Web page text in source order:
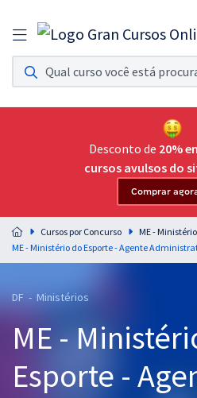
Assinatura Ilimitada 11
Acesso a todos os cursos. Teste grátis por 7
Assinatura OAB Até Passar
Acesso ilimitado a toda preparação para o
Residências Multiprofissionais
Preparação completa e intensiva para as
residências em saúde do Brasil
Cursos 20% OFF
Pós
Desconto de 20%
cursos avulsos do
Comprar
Cursos por Concurso
ME -
ME - Ministério do Esporte - Agente
DF - Ministérios
ME -
Esporte -